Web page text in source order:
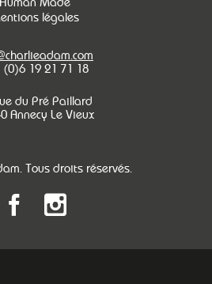
légales
(0)6 19 21 71 18
du Pré Paillard
Annecy Le Vieux
Tous droits réservés.